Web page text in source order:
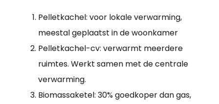
Pelletkachel: voor lokale verwarming,
meestal geplaatst in de woonkamer
Pelletkachel-cv: verwarmt meerdere
ruimtes. Werkt samen met de centrale
verwarming.
Biomassaketel: 30% goedkoper dan gas,